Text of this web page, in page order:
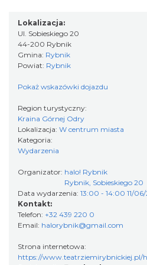
0.00 km
DNI OTWARTE w teatrze
POWROTÓW ||
0.00 km
Lokalizacja:
Ul. Sobieskiego 20
44-200 Rybnik
Gmina: Rybnik
Powiat: Rybnik
Pokaż wskazówki dojazdu
Region turystyczny:
Kraina Górnej Odry
Lokalizacja: W centrum miasta
Kategoria:
Wydarzenia
Organizator: halo! Rybnik
Rybnik, Sobieskiego 20
Data wydarzenia: 13:00 - 14:00 11/
Kontakt:
Telefon: +32 439 220 0
Email: halorybnik@gmail.com
Strona internetowa:
https://www.teatrziemirybnickiej.pl/